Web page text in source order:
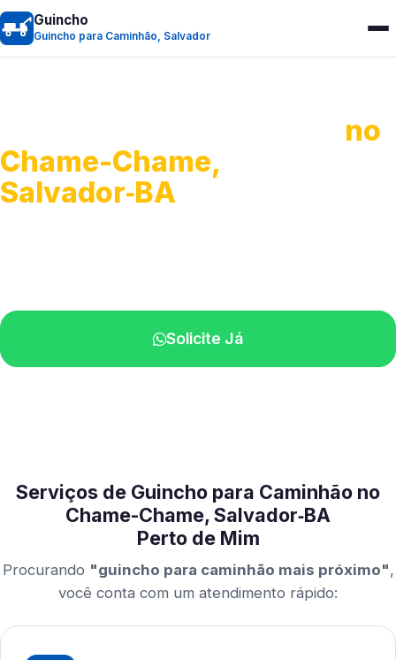
Guincho
Guincho para Caminhão, Salvador
no
Chame-Chame,
Salvador‑BA
Solicite Já
Serviços de Guincho para Caminhão no
Chame-Chame, Salvador‑BA
Perto de Mim
Procurando "guincho para caminhão mais próximo",
você conta com um atendimento rápido: